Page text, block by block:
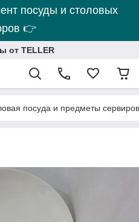
посуды и столовых
👉
от TELLER
посуда и предметы